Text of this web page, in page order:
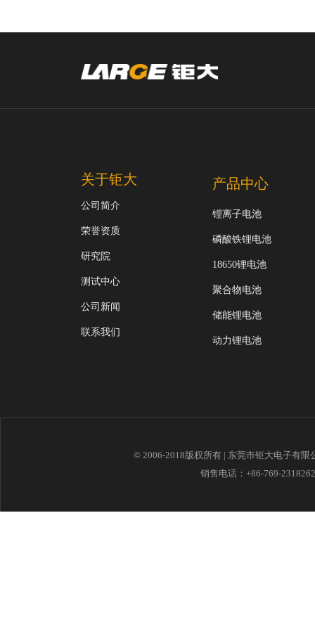
关于钜大
公司简介
荣誉资质
研究院
测试中心
公司新闻
联系我们
产品中心
锂离子电池
磷酸铁锂电池
18650锂电池
聚合物电池
储能锂电池
动力锂电池
© 2006-2018版权所有 | 东莞市钜大电子有
销售电话：+86-769-